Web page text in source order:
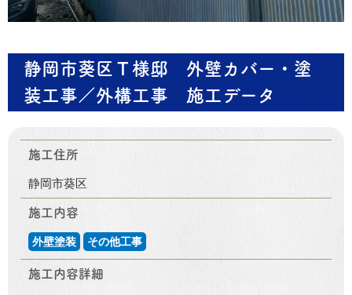
静岡市葵区Ｔ様邸 外壁カバー・塗
装工事／外構工事 施工データ
施工住所
静岡市葵区
施工内容
外壁塗装 その他工事
施工内容詳細